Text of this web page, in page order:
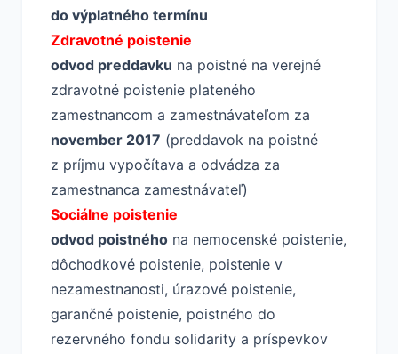
do výplatného termínu
Zdravotné poistenie
odvod preddavku na poistné na verejné
zdravotné poistenie plateného
zamestnancom a zamestnávateľom za
november 2017 (preddavok na poistné
z príjmu vypočítava a odvádza za
zamestnanca zamestnávateľ)
Sociálne poistenie
odvod poistného na nemocenské poistenie,
dôchodkové poistenie, poistenie v
nezamestnanosti, úrazové poistenie,
garančné poistenie, poistného do
rezervného fondu solidarity a príspevkov